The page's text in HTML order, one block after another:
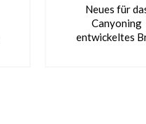
Neues für
Canyoning
entwickeltes